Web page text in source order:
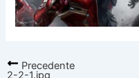
Precedente
2-2-1.jpg